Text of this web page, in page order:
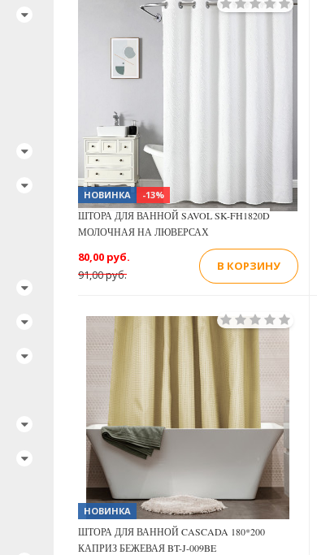
НОВИНКА -13%
ШТОРА ДЛЯ ВАННОЙ SAVOL SK-FH1820D
МОЛОЧНАЯ НА ЛЮВЕРСАХ
91,00 руб.
80,00 руб.
В КОРЗИНУ
Previous
НОВИНКА
ШТОРА ДЛЯ ВАННОЙ CASCADA 180*200
КАПРИЗ БЕЖЕВАЯ BT-J-009BE